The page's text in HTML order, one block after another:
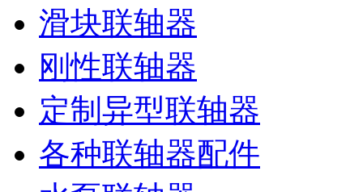
滑块联轴器
刚性联轴器
定制异型联轴器
各种联轴器配件